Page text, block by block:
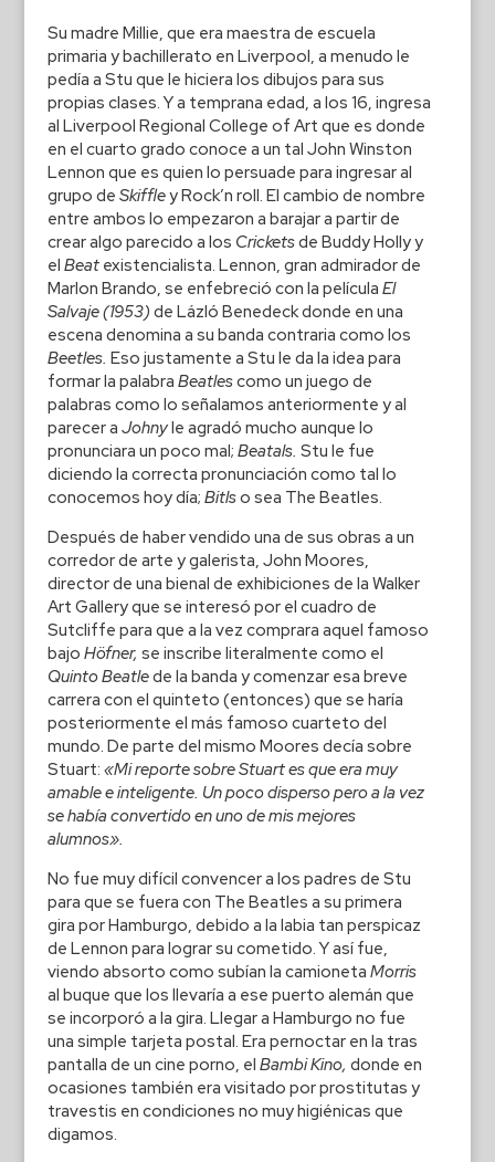
Su madre Millie, que era maestra de escuela
primaria y bachillerato en Liverpool, a menudo le
pedía a Stu que le hiciera los dibujos para sus
propias clases. Y a temprana edad, a los 16, ingresa
al Liverpool Regional College of Art que es donde
en el cuarto grado conoce a un tal John Winston
Lennon que es quien lo persuade para ingresar al
grupo de Skiffley Rock’n roll. El cambio de nombre
entre ambos lo empezaron a barajar a partir de
crear algo parecido a los Cricketsde Buddy Holly y
el Beat existencialista. Lennon, gran admirador de
Marlon Brando, se enfebreció con la película El
Salvaje (1953) de Lázló Benedeck donde en una
escena denomina a su banda contraria como los
Beetles. Eso justamente a Stu le da la idea para
formar la palabra Beatlescomo un juego de
palabras como lo señalamos anteriormente y al
parecer a Johnyle agradó mucho aunque lo
pronunciara un poco mal; Beatals. Stu le fue
diciendo la correcta pronunciación como tal lo
conocemos hoy día; Bitlso sea The Beatles.
Después de haber vendido una de sus obras a un
corredor de arte y galerista, John Moores,
director de una bienal de exhibiciones de la Walker
Art Gallery que se interesó por el cuadro de
Sutcliffe para que a la vez comprara aquel famoso
bajo Höfner, se inscribe literalmente como el
Quinto Beatlede la banda y comenzar esa breve
carrera con el quinteto (entonces) que se haría
posteriormente el más famoso cuarteto del
mundo. De parte del mismo Moores decía sobre
Stuart: «Mi reporte sobre Stuart es que era muy
amable e inteligente. Un poco disperso pero a la vez
se había convertido en uno de mis mejores
alumnos».
No fue muy difícil convencer a los padres de Stu
para que se fuera con The Beatles a su primera
gira por Hamburgo, debido a la labia tan perspicaz
de Lennon para lograr su cometido. Y así fue,
viendo absorto como subían la camioneta Morris
al buque que los llevaría a ese puerto alemán que
se incorporó a la gira. Llegar a Hamburgo no fue
una simple tarjeta postal. Era pernoctar en la tras
pantalla de un cine porno, el Bambi Kino, donde en
ocasiones también era visitado por prostitutas y
travestis en condiciones no muy higiénicas que
digamos.